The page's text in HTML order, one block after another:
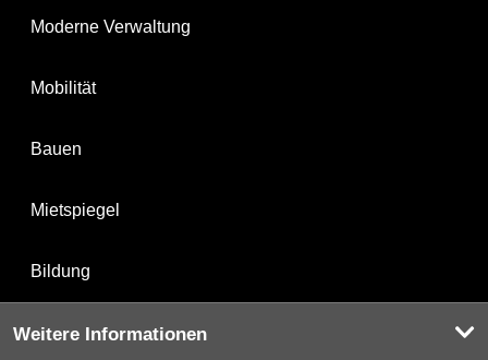
Moderne Verwaltung
Mobilität
Bauen
Mietspiegel
Bildung
Weitere Informationen